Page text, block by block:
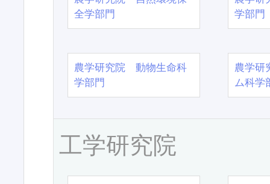
全学部門
学部門
農学研究院 動物生命科
学部門
農学
ム科学
工学研究院